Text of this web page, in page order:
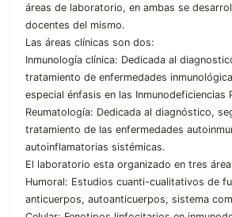
áreas de laboratorio, en ambas se
docentes del mismo.
Las áreas clínicas son dos:
Inmunología clínica: Dedicada al
tratamiento de enfermedades
especial énfasis en las Inmunodeficiencias
Reumatología: Dedicada al diagnóstico,
tratamiento de las enfermedades
autoinflamatorias sistémicas.
El laboratorio esta organizado en tres
Humoral: Estudios cuanti-cualitativos de
anticuerpos, autoanticuerpos, sistema